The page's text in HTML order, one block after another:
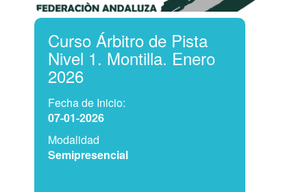
Curso Árbitro de Pista
Nivel 1. Montilla. Enero
2026
Fecha de Inicio:
07-01-2026
Modalidad
Semipresencial